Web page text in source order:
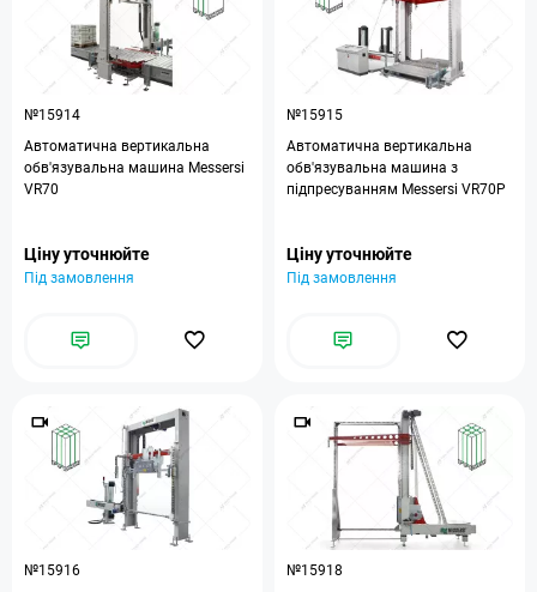
№15914
Автоматична вертикальна
обв'язувальна машина Messersi
VR70
Ціну уточнюйте
Під замовлення
№15915
Автоматична вертикальна
обв'язувальна машина з
підпресуванням Messersi VR70P
Ціну уточнюйте
Під замовлення
№15916
№15918